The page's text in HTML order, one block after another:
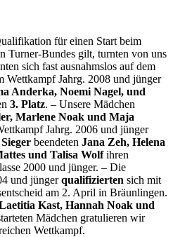
für einen Start beim
Turner-Bundes gilt, turnten von uns
sich fast ausnahmslos auf dem
Wettkampf Jahrg. 2008 und jünger
Anderka, Noemi Nagel, und
3. Platz. – Unsere Mädchen
Marlene Noak und Maja
Jahrg. 2006 und jünger
beendeten Jana Zeh, Helena
und Talisa Wolfihren
2000 und jünger. – Die
und jüngerqualifizierten sich mit
am 2. April in Bräunlingen.
Kast, Hannah Noak und
Mädchen gratulieren wir
Wettkampf.